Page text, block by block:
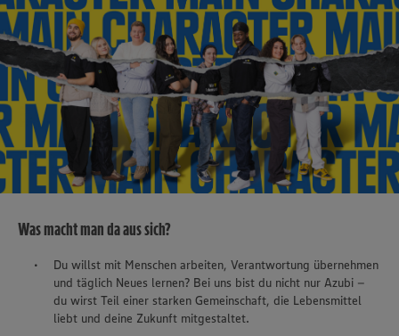
Was macht man da aus sich?
Du willst mit Menschen arbeiten, Verantwortung übernehmen
und täglich Neues lernen? Bei uns bist du nicht nur Azubi –
du wirst Teil einer starken Gemeinschaft, die Lebensmittel
liebt und deine Zukunft mitgestaltet.